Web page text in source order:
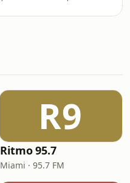
R9
Ritmo 95.7
Miami · 95.7 FM